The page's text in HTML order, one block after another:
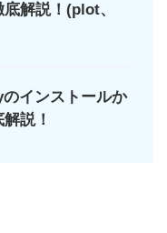
解説！(plot、
インストールか
説！